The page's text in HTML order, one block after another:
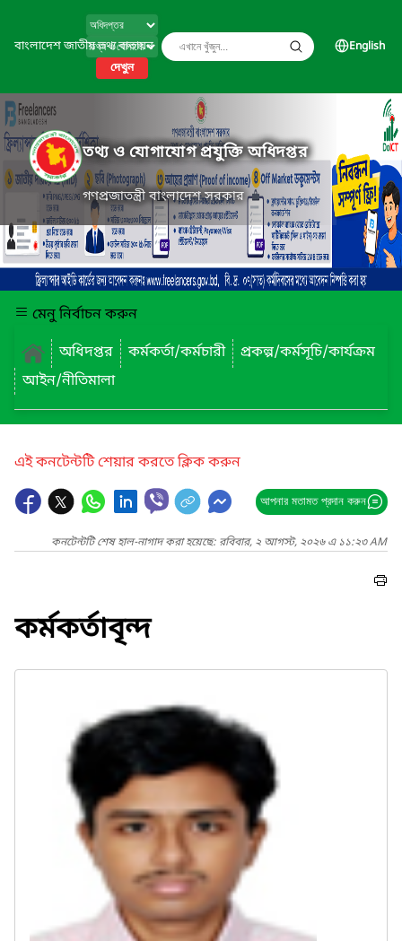
বাংলাদেশ জাতীয় তথ্য বাতায়ন
দেখুন
English
তথ্য ও যোগাযোগ প্রযুক্তি অধিদপ্তর
গণপ্রজাতন্ত্রী বাংলাদেশ সরকার
মেনু নির্বাচন করুন
অধিদপ্তর
কর্মকর্তা/কর্মচারী
প্রকল্প/কর্মসূচি/কার্যক্রম
আইন/নীতিমালা
এই কনটেন্টটি শেয়ার করতে ক্লিক করুন
আপনার মতামত প্রদান করুন
কনটেন্টটি শেষ হাল-নাগাদ করা হয়েছে: রবিবার, ২ আগস্ট, ২০২৬ এ ১১:২৩ AM
কর্মকর্তাবৃন্দ